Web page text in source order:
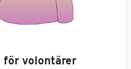
för volontärer